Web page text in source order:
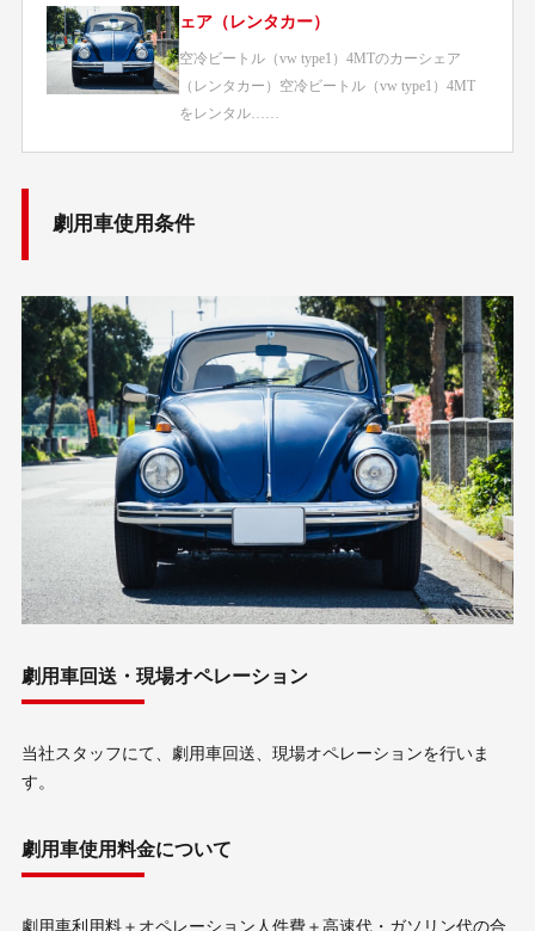
ェア（レンタカー）
空冷ビートル（vw type1）4MTのカーシェア
（レンタカー）空冷ビートル（vw type1）4MT
をレンタル……
劇用車使用条件
劇用車回送・現場オペレーション
当社スタッフにて、劇用車回送、現場オペレーションを行いま
す。
劇用車使用料金について
劇用車利用料＋オペレーション人件費＋高速代・ガソリン代の合